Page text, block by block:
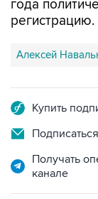
Алексей
Получать
НОВОСТИ ПО